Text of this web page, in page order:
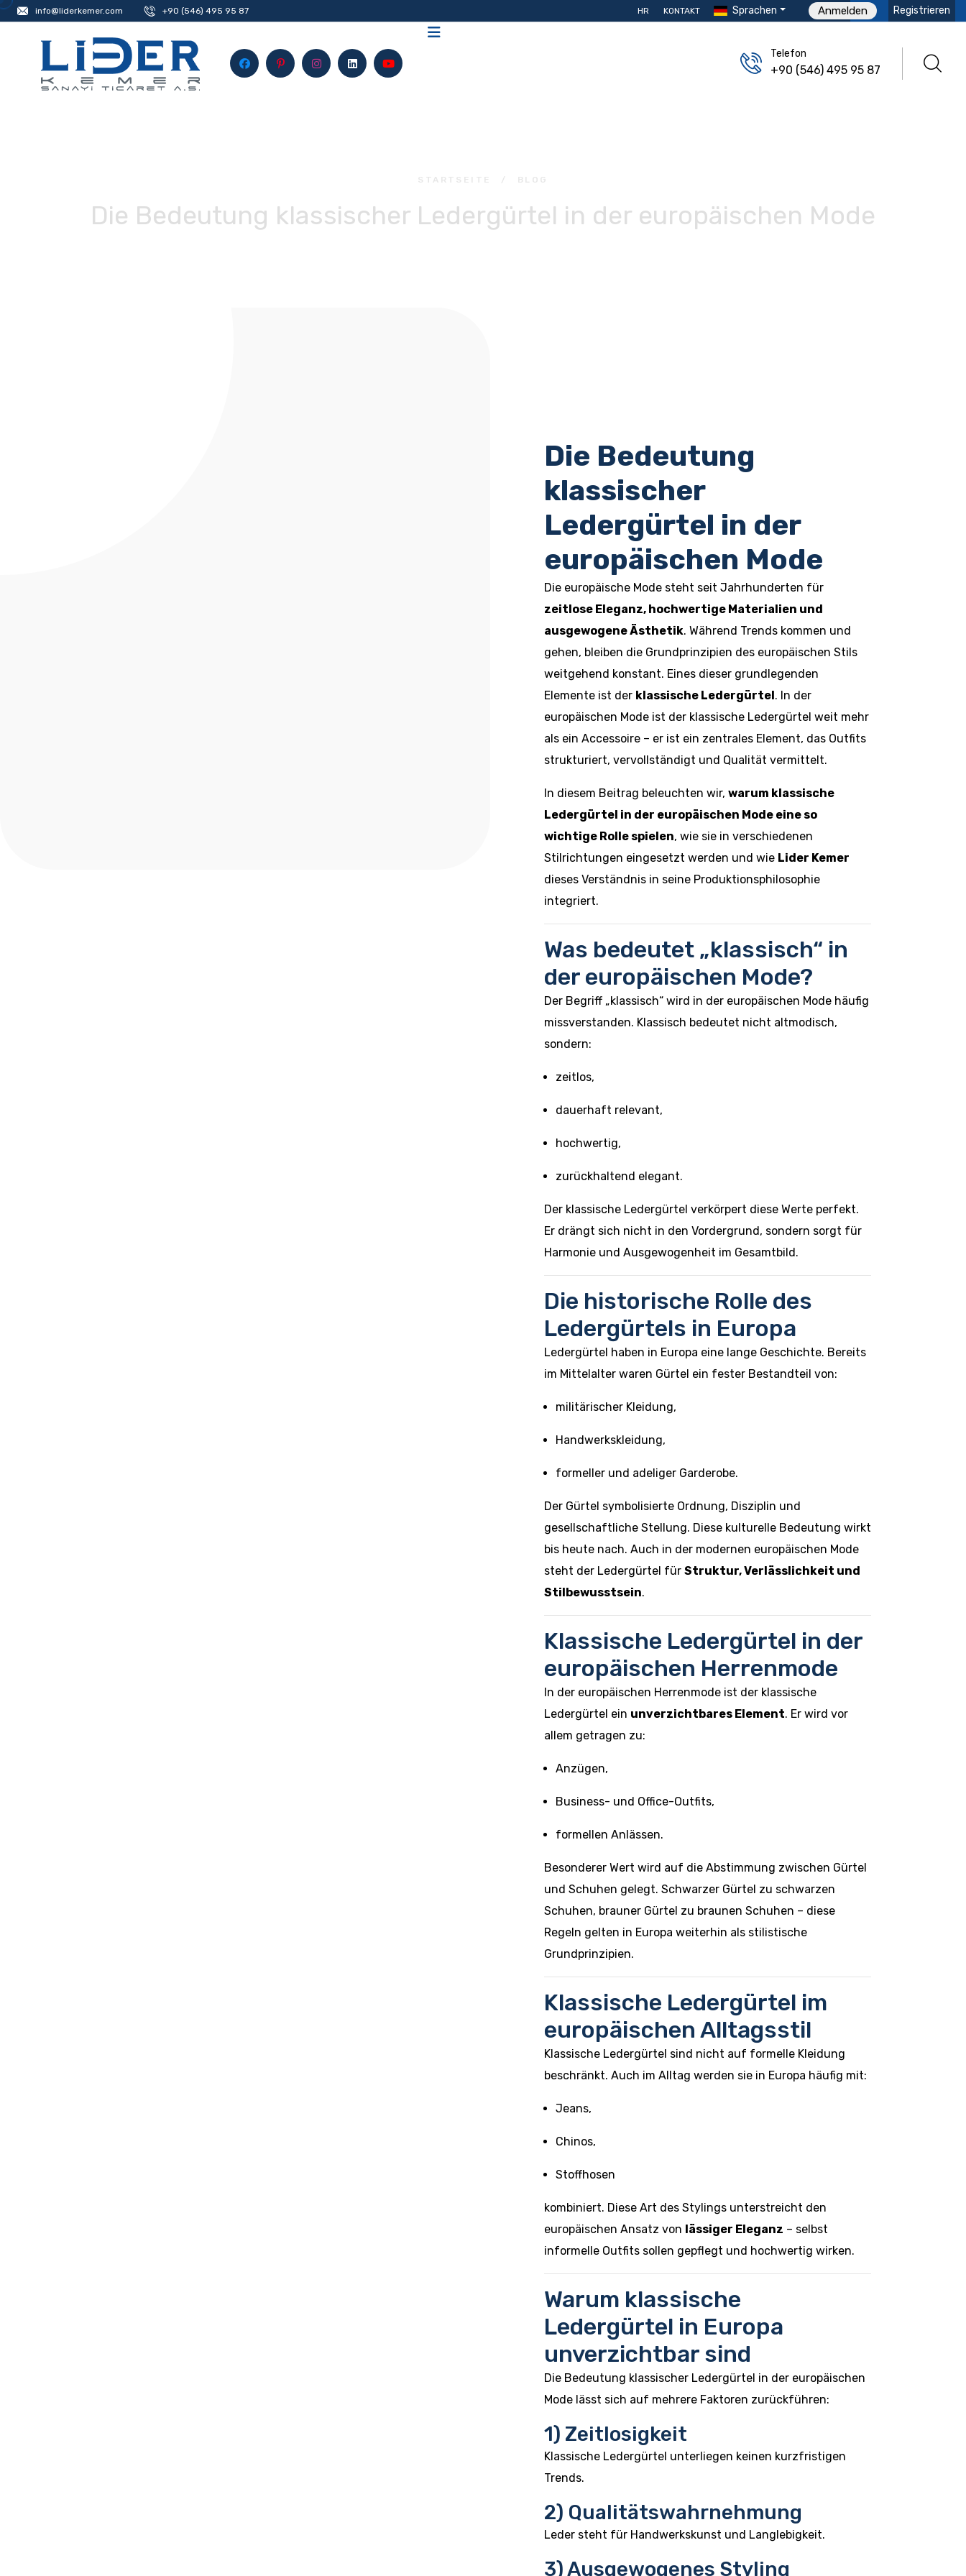
info@liderkemer.com +90 (546) 495 95 87 HR KONTAKT Sprachen Anmelden Registrieren
Telefon
+90 (546) 495 95 87
STARTSEITE / BLOG
Die Bedeutung klassischer Ledergürtel in der europäischen Mode
Die Bedeutung
klassischer
Ledergürtel in der
europäischen Mode
Die europäische Mode steht seit Jahrhunderten für
zeitlose Eleganz, hochwertige Materialien und
ausgewogene Ästhetik. Während Trends kommen und
gehen, bleiben die Grundprinzipien des europäischen Stils
weitgehend konstant. Eines dieser grundlegenden
Elemente ist der klassische Ledergürtel. In der
europäischen Mode ist der klassische Ledergürtel weit mehr
als ein Accessoire – er ist ein zentrales Element, das Outfits
strukturiert, vervollständigt und Qualität vermittelt.
In diesem Beitrag beleuchten wir, warum klassische
Ledergürtel in der europäischen Mode eine so
wichtige Rolle spielen, wie sie in verschiedenen
Stilrichtungen eingesetzt werden und wie Lider Kemer
dieses Verständnis in seine Produktionsphilosophie
integriert.
Was bedeutet „klassisch“ in
der europäischen Mode?
Der Begriff „klassisch“ wird in der europäischen Mode häufig
missverstanden. Klassisch bedeutet nicht altmodisch,
sondern:
zeitlos,
dauerhaft relevant,
hochwertig,
zurückhaltend elegant.
Der klassische Ledergürtel verkörpert diese Werte perfekt.
Er drängt sich nicht in den Vordergrund, sondern sorgt für
Harmonie und Ausgewogenheit im Gesamtbild.
Die historische Rolle des
Ledergürtels in Europa
Ledergürtel haben in Europa eine lange Geschichte. Bereits
im Mittelalter waren Gürtel ein fester Bestandteil von:
militärischer Kleidung,
Handwerkskleidung,
formeller und adeliger Garderobe.
Der Gürtel symbolisierte Ordnung, Disziplin und
gesellschaftliche Stellung. Diese kulturelle Bedeutung wirkt
bis heute nach. Auch in der modernen europäischen Mode
steht der Ledergürtel für Struktur, Verlässlichkeit und
Stilbewusstsein.
Klassische Ledergürtel in der
europäischen Herrenmode
In der europäischen Herrenmode ist der klassische
Ledergürtel ein unverzichtbares Element. Er wird vor
allem getragen zu:
Anzügen,
Business- und Office-Outfits,
formellen Anlässen.
Besonderer Wert wird auf die Abstimmung zwischen Gürtel
und Schuhen gelegt. Schwarzer Gürtel zu schwarzen
Schuhen, brauner Gürtel zu braunen Schuhen – diese
Regeln gelten in Europa weiterhin als stilistische
Grundprinzipien.
Klassische Ledergürtel im
europäischen Alltagsstil
Klassische Ledergürtel sind nicht auf formelle Kleidung
beschränkt. Auch im Alltag werden sie in Europa häufig mit:
Jeans,
Chinos,
Stoffhosen
kombiniert. Diese Art des Stylings unterstreicht den
europäischen Ansatz von lässiger Eleganz – selbst
informelle Outfits sollen gepflegt und hochwertig wirken.
Warum klassische
Ledergürtel in Europa
unverzichtbar sind
Die Bedeutung klassischer Ledergürtel in der europäischen
Mode lässt sich auf mehrere Faktoren zurückführen:
1) Zeitlosigkeit
Klassische Ledergürtel unterliegen keinen kurzfristigen
Trends.
2) Qualitätswahrnehmung
Leder steht für Handwerkskunst und Langlebigkeit.
3) Ausgewogenes Styling